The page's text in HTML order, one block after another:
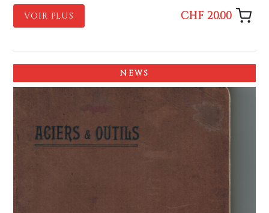
VOIR PLUS CHF 20.00